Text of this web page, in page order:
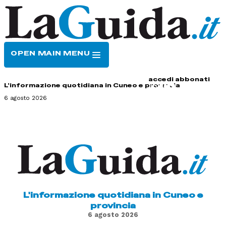
OPEN MAIN MENU
accedi abbonati
L'informazione quotidiana in Cuneo e provincia
6 agosto 2026
L'informazione quotidiana in Cuneo e
provincia
6 agosto 2026